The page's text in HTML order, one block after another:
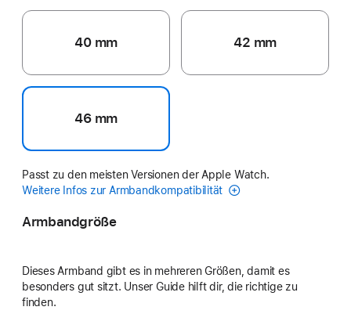
40 mm 42 mm
46 mm
Passt zu den meisten Versionen der Apple Watch.
Weitere Infos zur Armbandkompatibilität
Armbandgröße
Dieses Armband gibt es in mehreren Größen, damit es
besonders gut sitzt. Unser Guide hilft dir, die richtige zu
finden.